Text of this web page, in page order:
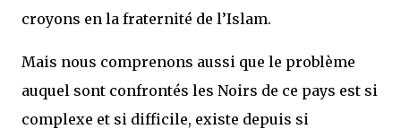
croyons en la fraternité de l’Islam.
Mais nous comprenons aussi que le problème
auquel sont confrontés les Noirs de ce pays est si
complexe et si difficile, existe depuis si